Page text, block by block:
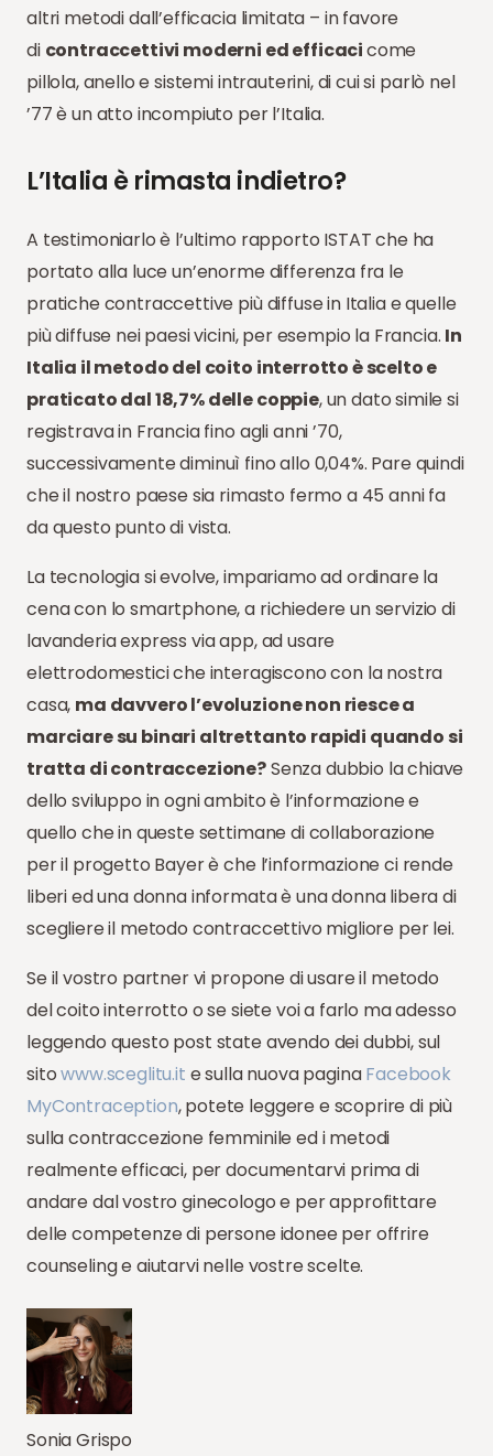
altri metodi dall’efficacia limitata – in favore
di contraccettivi moderni ed efficacicome
pillola, anello e sistemi intrauterini, di cui si parlò nel
’77 è un atto incompiuto per l’Italia.
L’Italia è rimasta indietro?
A testimoniarlo è l’ultimo rapporto ISTAT che ha
portato alla luce un’enorme differenza fra le
pratiche contraccettive più diffuse in Italia e quelle
più diffuse nei paesi vicini, per esempio la Francia. In
Italia il metodo del coito interrotto è scelto e
praticato dal 18,7% delle coppie, un dato simile si
registrava in Francia fino agli anni ’70,
successivamente diminuì fino allo 0,04%. Pare quindi
che il nostro paese sia rimasto fermo a 45 anni fa
da questo punto di vista.
La tecnologia si evolve, impariamo ad ordinare la
cena con lo smartphone, a richiedere un servizio di
lavanderia express via app, ad usare
elettrodomestici che interagiscono con la nostra
casa, ma davvero l’evoluzione non riesce a
marciare su binari altrettanto rapidi quando si
tratta di contraccezione?Senza dubbio la chiave
dello sviluppo in ogni ambito è l’informazione e
quello che in queste settimane di collaborazione
per il progetto Bayer è che l’informazione ci rende
liberi ed una donna informata è una donna libera di
scegliere il metodo contraccettivo migliore per lei.
Se il vostro partner vi propone di usare il metodo
del coito interrotto o se siete voi a farlo ma adesso
leggendo questo post state avendo dei dubbi, sul
sitowww.sceglitu.it e sulla nuova paginaFacebook
MyContraception, potete leggere e scoprire di più
sulla contraccezione femminile ed i metodi
realmente efficaci, per documentarvi prima di
andare dal vostro ginecologo e per approfittare
delle competenze di persone idonee per offrire
counseling e aiutarvi nelle vostre scelte.
Sonia Grispo